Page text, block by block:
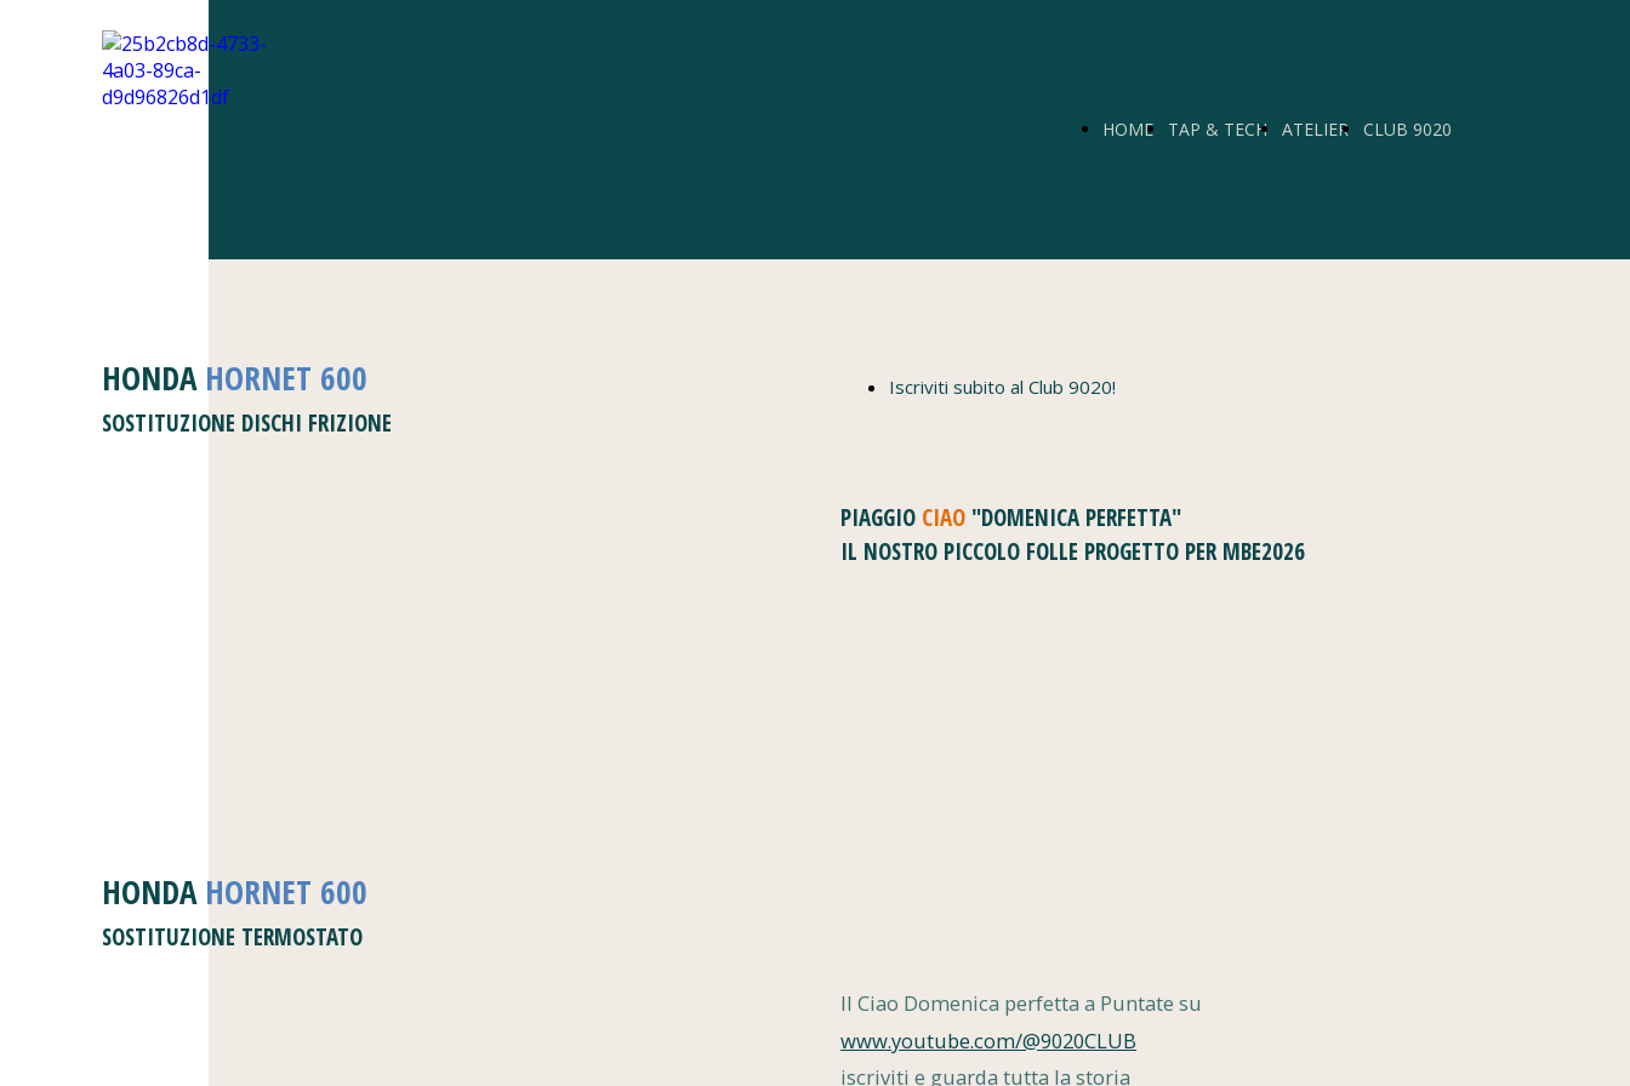
HOME TAP & TECH ATELIER CLUB 9020
HONDA HORNET 600
SOSTITUZIONE DISCHI FRIZIONE
Iscriviti subito al Club 9020!
PIAGGIO CIAO "DOMENICA PERFETTA"
IL NOSTRO PICCOLO FOLLE PROGETTO PER MBE2026
HONDA HORNET 600
SOSTITUZIONE TERMOSTATO
Il Ciao Domenica perfetta a Puntate su
www.youtube.com/@9020CLUB
iscriviti e guarda tutta la storia